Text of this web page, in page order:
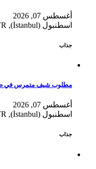
أغسطس 07, 2026
اسطنبول (İstanbul), TR
جذاب
مطلوب شيف متمرس في طهي
أغسطس 07, 2026
اسطنبول (İstanbul), TR
جذاب